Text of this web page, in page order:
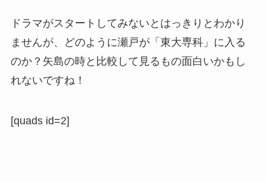
ドラマがスタートしてみないとはっきりとわかり
ませんが、どのように瀬戸が「東大専科」に入る
のか？矢島の時と比較して見るもの面白いかもし
れないですね！
[quads id=2]